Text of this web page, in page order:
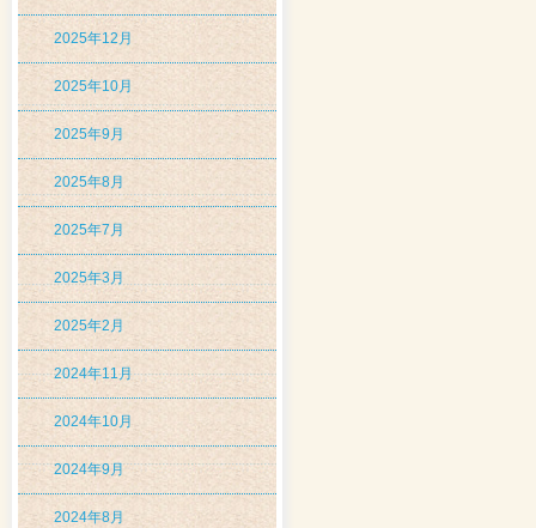
2025年12月
2025年10月
2025年9月
2025年8月
2025年7月
2025年3月
2025年2月
2024年11月
2024年10月
2024年9月
2024年8月